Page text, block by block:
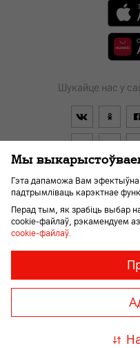
Шукайце нас у
Дагавор О компании
Дапамога і падтрымка
© 2026 Унітарнае
A1
Мы
Гэта дапаможа Вам
падтрымліваць карэктнае
Перад тым, як зрабіць выбар
cookie-файлаў, рэкамендуем
cookie-файлаў.
«cookie»